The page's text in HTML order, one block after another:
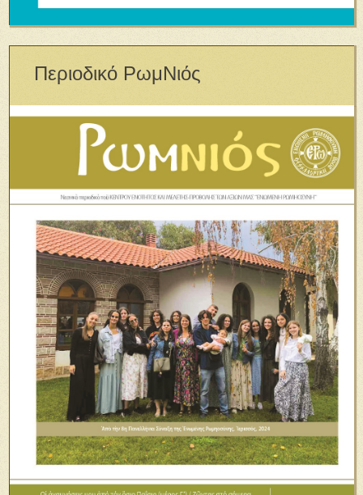
Περιοδικό ΡωμΝιός